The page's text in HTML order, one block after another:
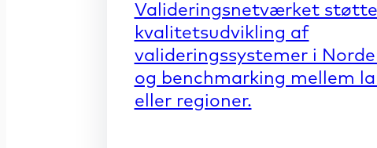
Valideringsnetværket
kvalitetsudvikling af
valideringssystemer i
og benchmarking mellem
eller regioner.